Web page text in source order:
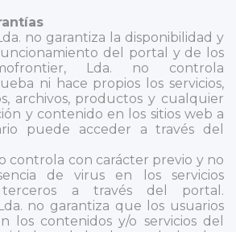
no garantiza la disponibilidad y
del portal y de los
Lda. no controla
ni hace propios los servicios,
archivos, productos y cualquier
y contenido en los sitios web a
puede acceder a través del
controla con carácter previo y no
de virus en los servicios
a través del portal.
no garantiza que los usuarios
los contenidos y/o servicios del